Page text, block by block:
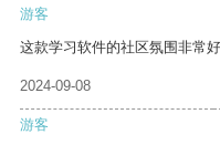
游客
这款学习软件的社区氛围非常
2024-09-08
游客